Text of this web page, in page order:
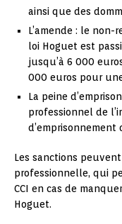
ainsi que des
L’amende : le
loi Hoguet est
jusqu’à 6 000
000 euros pour
La peine
professionnel de
d’emprisonnement
Les sanctions
professionnelle, qui
CCI en cas de
Hoguet.